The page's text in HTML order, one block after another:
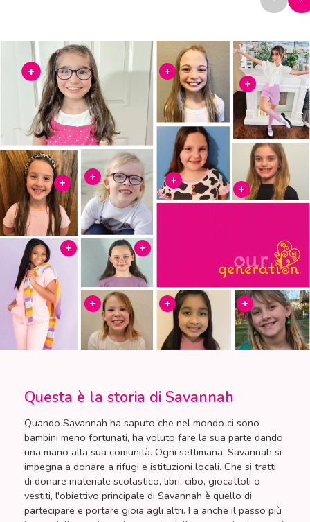
+
+
+
+ + +
+
+
+
+
+ +
Questa è la storia di Savannah
Quando Savannah ha saputo che nel mondo ci sono
bambini meno fortunati, ha voluto fare la sua parte dando
una mano alla sua comunità. Ogni settimana, Savannah si
impegna a donare a rifugi e istituzioni locali. Che si tratti
di donare materiale scolastico, libri, cibo, giocattoli o
vestiti, l'obiettivo principale di Savannah è quello di
partecipare e portare gioia agli altri. Fa anche il passo più